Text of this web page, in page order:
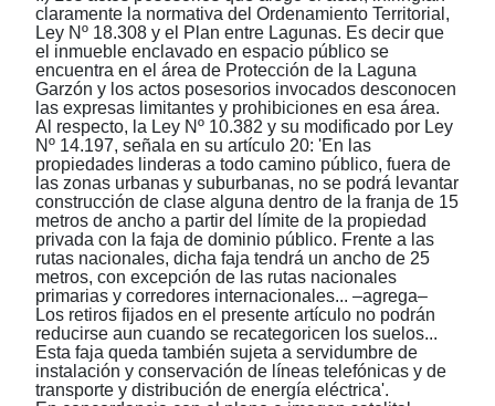
claramente la normativa del Ordenamiento Territorial,
Ley Nº 18.308 y el Plan entre Lagunas. Es decir que
el inmueble enclavado en espacio público se
encuentra en el área de Protección de la Laguna
Garzón y los actos posesorios invocados desconocen
las expresas limitantes y prohibiciones en esa área.
Al respecto, la Ley Nº 10.382 y su modificado por Ley
Nº 14.197, señala en su artículo 20: 'En las
propiedades linderas a todo camino público, fuera de
las zonas urbanas y suburbanas, no se podrá levantar
construcción de clase alguna dentro de la franja de 15
metros de ancho a partir del límite de la propiedad
privada con la faja de dominio público. Frente a las
rutas nacionales, dicha faja tendrá un ancho de 25
metros, con excepción de las rutas nacionales
primarias y corredores internacionales... ‒agrega‒
Los retiros fijados en el presente artículo no podrán
reducirse aun cuando se recategoricen los suelos...
Esta faja queda también sujeta a servidumbre de
instalación y conservación de líneas telefónicas y de
transporte y distribución de energía eléctrica'.